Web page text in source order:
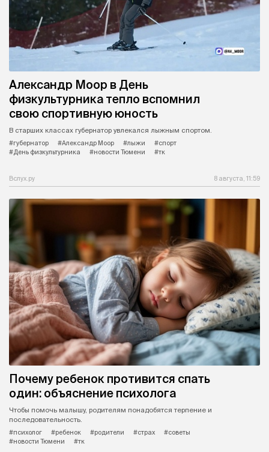
Александр Моор в День
физкультурника тепло вспомнил
свою спортивную юность
В старших классах губернатор увлекался лыжным спортом.
#губернатор
#Александр Моор #лыжи
#спорт
#День физкультурника
#новости Тюмени #тк
Вслух.ру 8 августа, 11:59
Почему ребенок противится спать
один: объяснение психолога
Чтобы помочь малышу, родителям понадобятся терпение и
последовательность.
#психолог
#ребенок #родители #страх
#советы
#новости Тюмени
#тк